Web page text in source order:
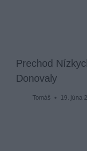
Prechod
Donovaly
Tomáš 19. júna